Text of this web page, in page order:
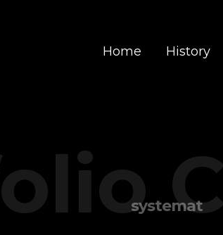
Home History
systemat